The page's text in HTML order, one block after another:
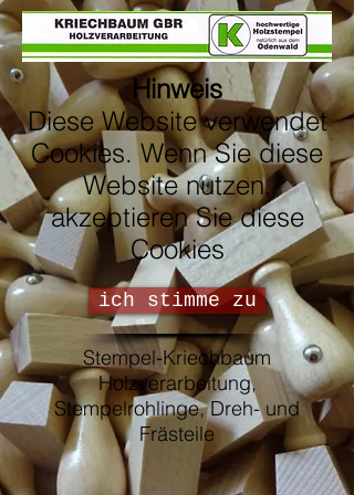
Hinweis
Diese Website verwendet
Cookies. Wenn Sie diese
Website nutzen,
akzeptieren Sie diese
Cookies
ich stimme zu
Stempel-Kriechbaum
Holzverarbeitung,
Stempelrohlinge, Dreh- und
Frästeile